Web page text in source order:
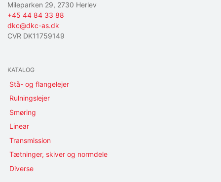
Mileparken 29, 2730 Herlev
+45 44 84 33 88
dkc@dkc-as.dk
CVR DK11759149
KATALOG
Stå- og flangelejer
Rulningslejer
Smøring
Linear
Transmission
Tætninger, skiver og normdele
Diverse